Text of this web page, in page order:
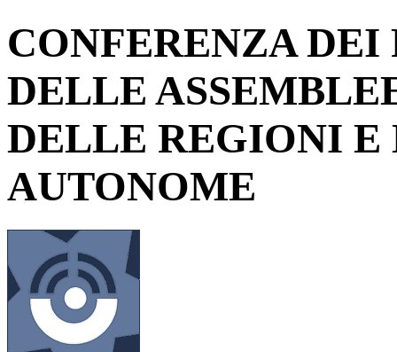
CONFERENZA DEI
DELLE
DELLE REGIONI E
AUTONOME